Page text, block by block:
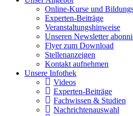
Online-Kurse und
Experten-Beiträge
Veranstaltungshinweise
Unseren Newsletter
Flyer zum Download
Stellenanzeigen
Kontakt aufnehmen
Unsere Infothek
Videos
Experten-Beiträge
Fachwissen & Studien
Nachrichtenauswahl